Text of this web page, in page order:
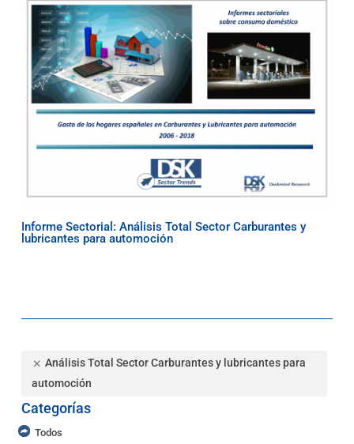
Informe Sectorial: Análisis Total Sector Carburantes y
lubricantes para automoción
Análisis Total Sector Carburantes y lubricantes para
automoción
Categorías
Todos